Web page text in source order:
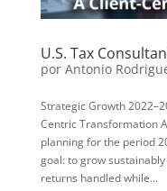
U.S. Tax
por Antonio
Strategic Growth
Centric Transformation
planning for the period
goal: to grow
returns handled while...